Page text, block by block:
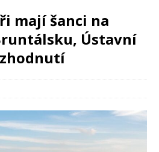
mají šanci na
Ústavní